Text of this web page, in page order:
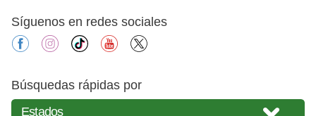
Síguenos en redes sociales
facebookinstagram
tiktok youtube
Búsquedas rápidas por